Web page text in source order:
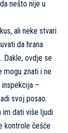
nešto nije u
ali neke stvari
da hrana
Dakle, ovdje se
mogu znati i ne
inspekcija –
svoj posao.
im dati više ljudi
kontrole češće